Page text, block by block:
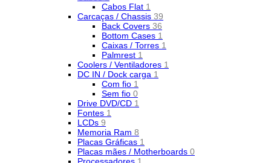
Cabos Flat 1
Carcaças / Chassis 39
Back Covers 36
Bottom Cases 1
Caixas / Torres 1
Palmrest 1
Coolers / Ventiladores 1
DC IN / Dock carga 1
Com fio 1
Sem fio 0
Drive DVD/CD 1
Fontes 1
LCDs 9
Memoria Ram 8
Placas Gráficas 1
Placas mães / Motherboards 0
Processadores 1